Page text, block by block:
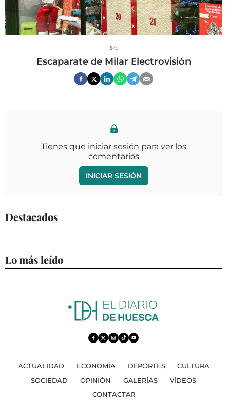
5/5
Escaparate de Milar Electrovisión
Tienes que iniciar sesión para ver los
comentarios
INICIAR SESIÓN
Destacados
Lo más leído
ACTUALIDAD ECONOMÍA DEPORTES
CULTURA
SOCIEDAD
OPINIÓN GALERÍAS
VÍDEOS
CONTACTAR